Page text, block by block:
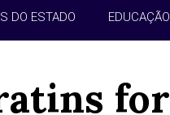
DO ESTADO EDUCAÇÃO